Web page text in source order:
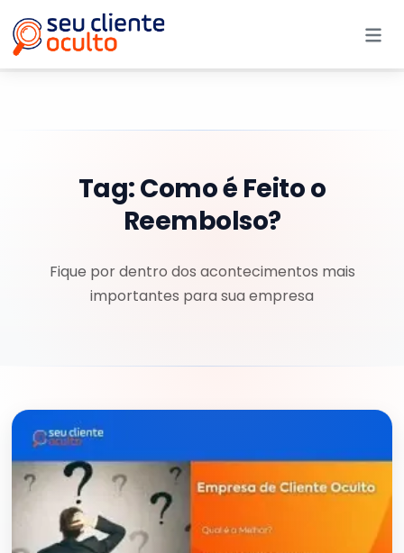
Tag:Como é Feito o
Reembolso?
Fique por dentro dos acontecimentos mais
importantes para sua empresa